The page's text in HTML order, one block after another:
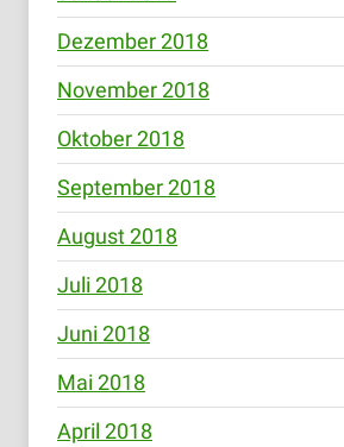
Dezember 2018
November 2018
Oktober 2018
September 2018
August 2018
Juli 2018
Juni 2018
Mai 2018
April 2018